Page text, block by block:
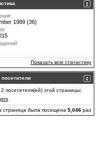
1989 (36)
Показать всю статистику
посетителя(ей) этой страницы:
страница была посещена 5,046 раз